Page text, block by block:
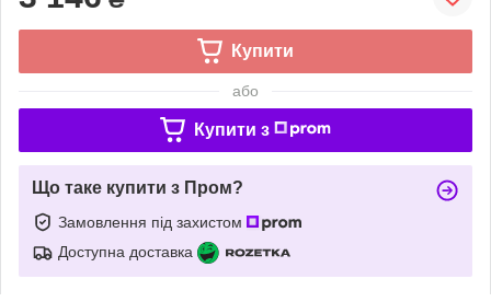
Купити
або
Купити з
Що таке купити з Пром?
Замовлення під захистом
Доступна доставка